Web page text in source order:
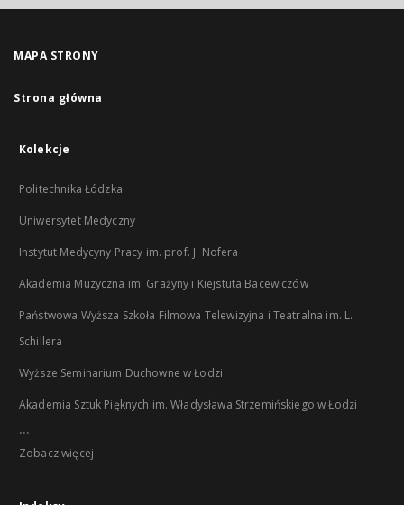
MAPA STRONY
Strona główna
Kolekcje
Politechnika Łódzka
Uniwersytet Medyczny
Instytut Medycyny Pracy im. prof. J. Nofera
Akademia Muzyczna im. Grażyny i Kiejstuta Bacewiczów
Państwowa Wyższa Szkoła Filmowa Telewizyjna i Teatralna im. L.
Schillera
Wyższe Seminarium Duchowne w Łodzi
Akademia Sztuk Pięknych im. Władysława Strzemińskiego w Łodzi
...
Zobacz więcej